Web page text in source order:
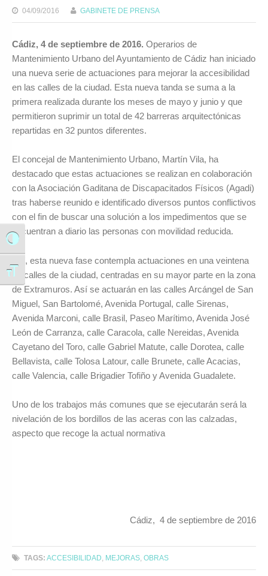
Alternar alto contraste
Alternar tamaño de letra
04/09/2016 GABINETE DE PRENSA
Cádiz, 4 de septiembre de 2016. Operarios de
Mantenimiento Urbano del Ayuntamiento de Cádiz han iniciado
una nueva serie de actuaciones para mejorar la accesibilidad
en las calles de la ciudad. Esta nueva tanda se suma a la
primera realizada durante los meses de mayo y junio y que
permitieron suprimir un total de 42 barreras arquitectónicas
repartidas en 32 puntos diferentes.
El concejal de Mantenimiento Urbano, Martín Vila, ha
destacado que estas actuaciones se realizan en colaboración
con la Asociación Gaditana de Discapacitados Físicos (Agadi)
tras haberse reunido e identificado diversos puntos conflictivos
con el fin de buscar una solución a los impedimentos que se
encuentran a diario las personas con movilidad reducida.
Así, esta nueva fase contempla actuaciones en una veintena
de calles de la ciudad, centradas en su mayor parte en la zona
de Extramuros. Así se actuarán en las calles Arcángel de San
Miguel, San Bartolomé, Avenida Portugal, calle Sirenas,
Avenida Marconi, calle Brasil, Paseo Marítimo, Avenida José
León de Carranza, calle Caracola, calle Nereidas, Avenida
Cayetano del Toro, calle Gabriel Matute, calle Dorotea, calle
Bellavista, calle Tolosa Latour, calle Brunete, calle Acacias,
calle Valencia, calle Brigadier Tofiño y Avenida Guadalete.
Uno de los trabajos más comunes que se ejecutarán será la
nivelación de los bordillos de las aceras con las calzadas,
aspecto que recoge la actual normativa
Cádiz, 4 de septiembre de 2016
TAGS: ACCESIBILIDAD MEJORAS ,OBRAS